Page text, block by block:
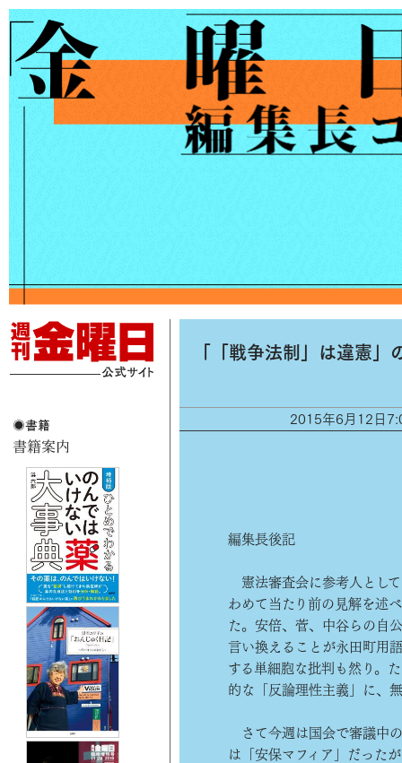
「「戦争法制」は違憲
2015年6月12日
編集長後記
憲法審査会に参考人とし
わめて当たり前の見解を述
た。安倍、菅、中谷らの自
言い換えることが永田町用
する単細胞な批判も然り。
的な「反論理性主義」に、
さて今週は国会で審議中
は「安保マフィア」だった